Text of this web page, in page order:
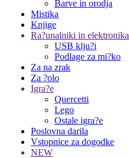
Barve in orodja
Mistika
Knjige
Ra?unalniki in elektronika
USB klju?i
Podlage za mi?ko
Za na zrak
Za ?olo
Igra?e
Quercetti
Lego
Ostale igra?e
Poslovna darila
Vstopnice za dogodke
NEW